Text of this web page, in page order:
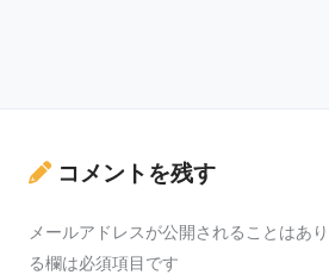
コメントを残す
メールアドレスが公開されることはあり
る欄は必須項目です